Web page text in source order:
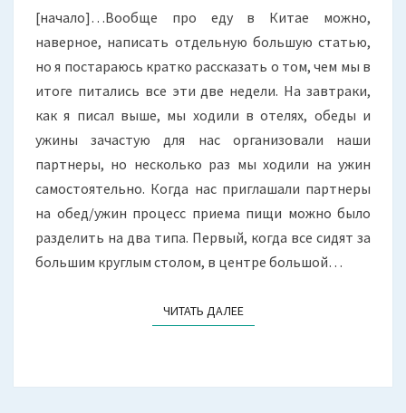
[начало]…Вообще про еду в Китае можно,
наверное, написать отдельную большую статью,
но я постараюсь кратко рассказать о том, чем мы в
итоге питались все эти две недели. На завтраки,
как я писал выше, мы ходили в отелях, обеды и
ужины зачастую для нас организовали наши
партнеры, но несколько раз мы ходили на ужин
самостоятельно. Когда нас приглашали партнеры
на обед/ужин процесс приема пищи можно было
разделить на два типа. Первый, когда все сидят за
большим круглым столом, в центре большой…
ЧИТАТЬ ДАЛЕЕЧИТАТЬ ДАЛЕЕ